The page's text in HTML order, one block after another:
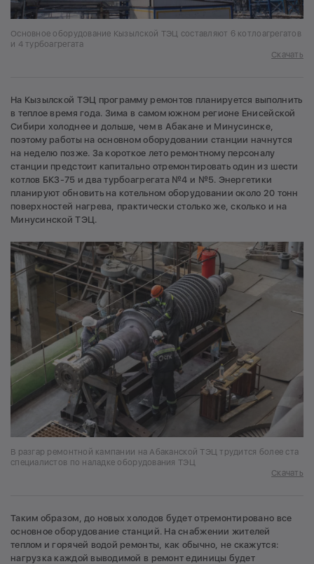
Основное оборудование Кызылской ТЭЦ составляют 6 котлоагрегатов
и 4 турбоагрегата
Скачать
На Кызылской ТЭЦ программу ремонтов планируется выполнить
в теплое время года. Зима в самом южном регионе Енисейской
Сибири холоднее и дольше, чем в Абакане и Минусинске,
поэтому работы на основном оборудовании станции начнутся
на неделю позже. За короткое лето ремонтному персоналу
станции предстоит капитально отремонтировать один из шести
котлов БКЗ-75 и два турбоагрегата №4 и №5. Энергетики
планируют обновить на котельном оборудовании около 20 тонн
поверхностей нагрева, практически столько же, сколько и на
Минусинской ТЭЦ.
В разгар ремонтной кампании на Абаканской ТЭЦ трудится более ста
специалистов по наладке оборудования ТЭЦ
Скачать
Таким образом, до новых холодов будет отремонтировано все
основное оборудование станций. На снабжении жителей
теплом и горячей водой ремонты, как обычно, не скажутся:
нагрузка каждой выводимой в ремонт единицы будет